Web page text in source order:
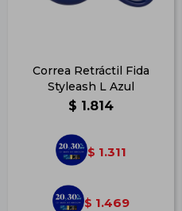
Correa Retráctil Fida
Styleash L Azul
$ 1.814
$ 1.311
$ 1.469